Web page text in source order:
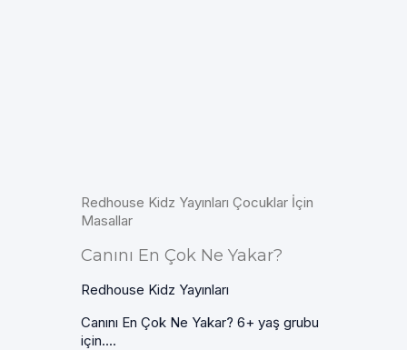
Redhouse Kidz Yayınları Çocuklar İçin
Masallar
Canını En Çok Ne Yakar?
Redhouse Kidz Yayınları
Canını En Çok Ne Yakar? 6+ yaş grubu
için....